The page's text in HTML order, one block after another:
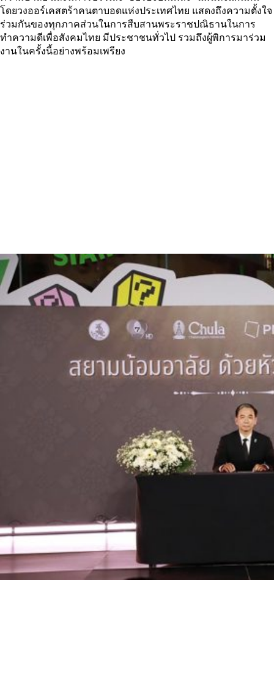
โดยวงออร์เคสตร้าคนตาบอดแห่งประเทศไทย แสดงถึงความตั้งใจ
ร่วมกันของทุกภาคส่วนในการสืบสานพระราชปณิธานในการ
ทำความดีเพื่อสังคมไทย มีประชาชนทั่วไป รวมถึงผู้พิการมาร่วม
งานในครั้งนี้อย่างพร้อมเพรียง